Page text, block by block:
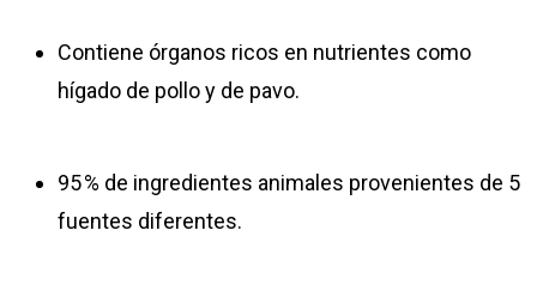
Contiene órganos ricos en nutrientes como
hígado de pollo y de pavo.
95 % de ingredientes animales provenientes de 5
fuentes diferentes.